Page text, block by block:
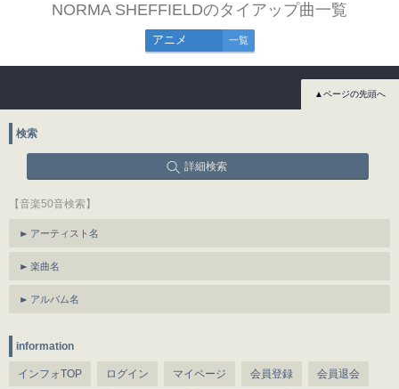
NORMA SHEFFIELDのタイアップ曲一覧
アニメ 一覧
▲ページの先頭へ
検索
詳細検索
【音楽50音検索】
アーティスト名
楽曲名
アルバム名
information
インフォTOP ログイン マイページ 会員登録 会員退会